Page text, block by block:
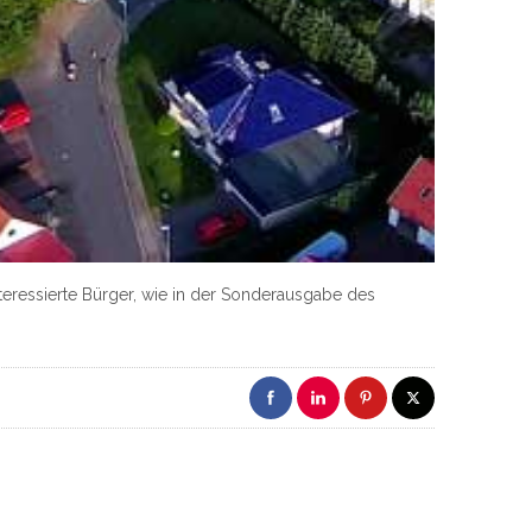
Bürger, wie in der Sonderausgabe des